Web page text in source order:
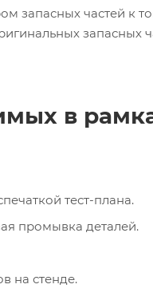
частей к
запасных
в
тест-плана.
промывка деталей.
на стенде.